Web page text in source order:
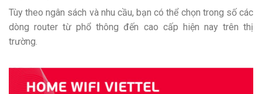
Tùy theo ngân sách và nhu cầu, bạn có thể chọn trong số các
dòng router từ phổ thông đến cao cấp hiện nay trên thị
trường.